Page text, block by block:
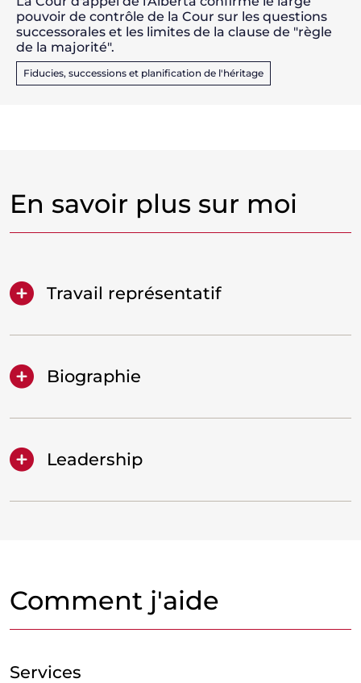
pouvoir de contrôle de la Cour sur les questions
successorales et les limites de la clause de "règle
de la majorité".
Fiducies, successions et planification de l'héritage
En savoir plus sur moi
Travail représentatif
Biographie
Leadership
Comment j'aide
Services